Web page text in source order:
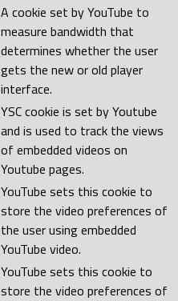
A cookie set by YouTube to
measure bandwidth that
determines whether the user
gets the new or old player
interface.
YSC cookie is set by Youtube
and is used to track the views
of embedded videos on
Youtube pages.
YouTube sets this cookie to
store the video preferences of
the user using embedded
YouTube video.
YouTube sets this cookie to
store the video preferences of